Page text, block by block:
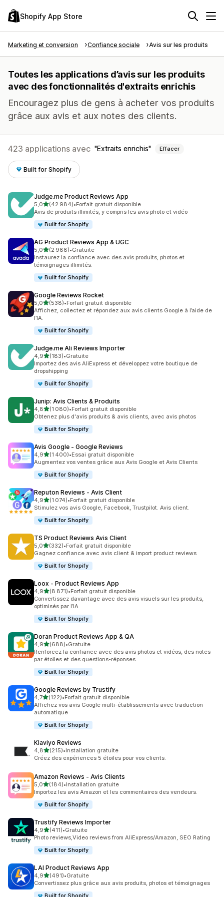
Shopify App Store
Marketing et conversion Confiance sociale Avis sur les produits
Toutes les applications d’avis sur les produits
avec des fonctionnalités d'extraits enrichis
Encouragez plus de gens à acheter vos produits
grâce aux avis et aux notes des clients.
423 applications avec Extraits enrichis Effacer
Built for Shopify
Judge.me Product Reviews App
5,0étoile(s) sur 5
(42 984)
42984 avis au total
•Forfait gratuit disponible
Avis de produits illimités, y compris les avis photo et vidéo
Built for Shopify
AG Product Reviews App & UGC
5,0étoile(s) sur 5
(2 988)
2988 avis au total
•Gratuite
Instaurez la confiance avec des avis produits, photos et
témoignages illimités.
Built for Shopify
Google Reviews Rocket
5,0étoile(s) sur 5
(538)
538 avis au total
•Forfait gratuit disponible
Affichez, collectez et répondez aux avis clients Google à l’aide de
l’IA.
Built for Shopify
Judge.me Ali Reviews Importer
4,9étoile(s) sur 5
(183)
183 avis au total
•Gratuite
Importez des avis AliExpress et développez votre boutique de
dropshipping
Built for Shopify
Junip: Avis Clients & Produits
4,8étoile(s) sur 5
(1 080)
1080 avis au total
•Forfait gratuit disponible
Obtenez plus d'avis produits & avis clients, avec avis photos
Built for Shopify
Avis Google ‑ Google Reviews
4,9étoile(s) sur 5
(1 400)
1400 avis au total
•Essai gratuit disponible
Augmentez vos ventes grâce aux Avis Google et Avis Clients
Built for Shopify
Reputon Reviews ‑ Avis Client
4,9étoile(s) sur 5
(1 074)
1074 avis au total
•Forfait gratuit disponible
Stimulez vos avis Google, Facebook, Trustpilot. Avis client.
Built for Shopify
TS Product Reviews Avis Client
5,0étoile(s) sur 5
(332)
332 avis au total
•Forfait gratuit disponible
Gagnez confiance avec avis client & import product reviews
Built for Shopify
Loox ‑ Product Reviews App
4,9étoile(s) sur 5
(8 871)
8871 avis au total
•Forfait gratuit disponible
Convertissez davantage avec des avis visuels sur les produits,
optimisés par l’IA
Built for Shopify
Doran Product Reviews App & QA
4,9étoile(s) sur 5
(688)
688 avis au total
•Gratuite
Renforcez la confiance avec des avis photos et vidéos, des notes
par étoiles et des questions-réponses.
Built for Shopify
Google Reviews by Trustify
4,7étoile(s) sur 5
(122)
122 avis au total
•Forfait gratuit disponible
Affichez vos avis Google multi-établissements avec traduction
automatique
Built for Shopify
Klaviyo Reviews
4,8étoile(s) sur 5
(215)
215 avis au total
•Installation gratuite
Créez des expériences 5 étoiles pour vos clients.
Amazon Reviews ‑ Avis Clients
5,0étoile(s) sur 5
(184)
184 avis au total
•Installation gratuite
Importez les avis Amazon et les commentaires des vendeurs.
Built for Shopify
Trustify Reviews Importer
4,9étoile(s) sur 5
(411)
411 avis au total
•Gratuite
Photo reviews,Video reviews from AliExpress/Amazon, SEO Rating
Built for Shopify
LAI Product Reviews App
4,9étoile(s) sur 5
(491)
491 avis au total
•Gratuite
Convertissez plus grâce aux avis produits, photos et témoignages